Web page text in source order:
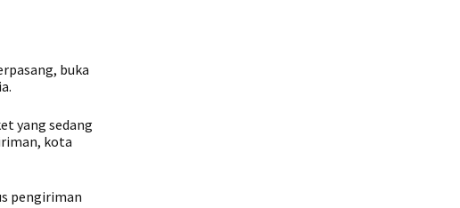
buka
yang sedang
kota
pengiriman